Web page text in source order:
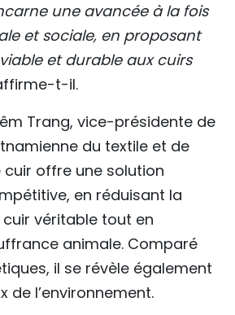
une avancée à la fois
et sociale, en proposant
et durable aux cuirs
t-il.
Trang, vice-présidente de
du textile et de
cuir offre une solution
en réduisant la
véritable tout en
animale. Comparé
il se révèle également
de l’environnement.